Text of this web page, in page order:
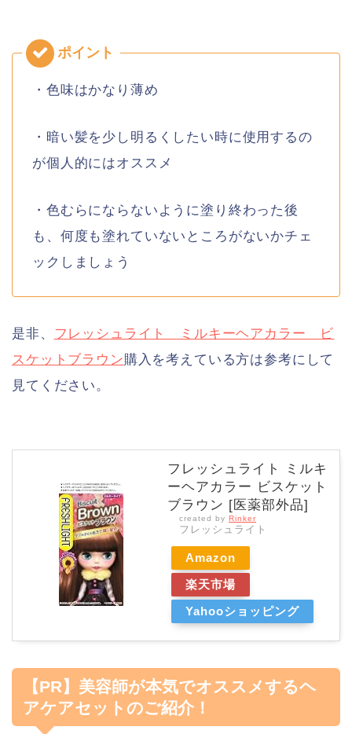
・色味はかなり薄め
・暗い髪を少し明るくしたい時に使用するの
が個人的にはオススメ
・色むらにならないように塗り終わった後
も、何度も塗れていないところがないかチェ
ックしましょう
是非、 フレッシュライト ミルキーヘアカラー ビ
スケットブラウン購入を考えている方は参考にして
見てください。
フレッシュライト ミルキ
ーヘアカラー ビスケット
ブラウン [医薬部外品]
created by Rinker
フレッシュライト
Amazon
楽天市場
Yahooショッピング
【PR】美容師が本気でオススメするヘ
アケアセットのご紹介！